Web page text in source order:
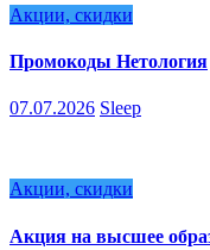
Акции, скидки
Промокоды Нетология
07.07.2026 Sleep
Акции, скидки
Акция на высшее